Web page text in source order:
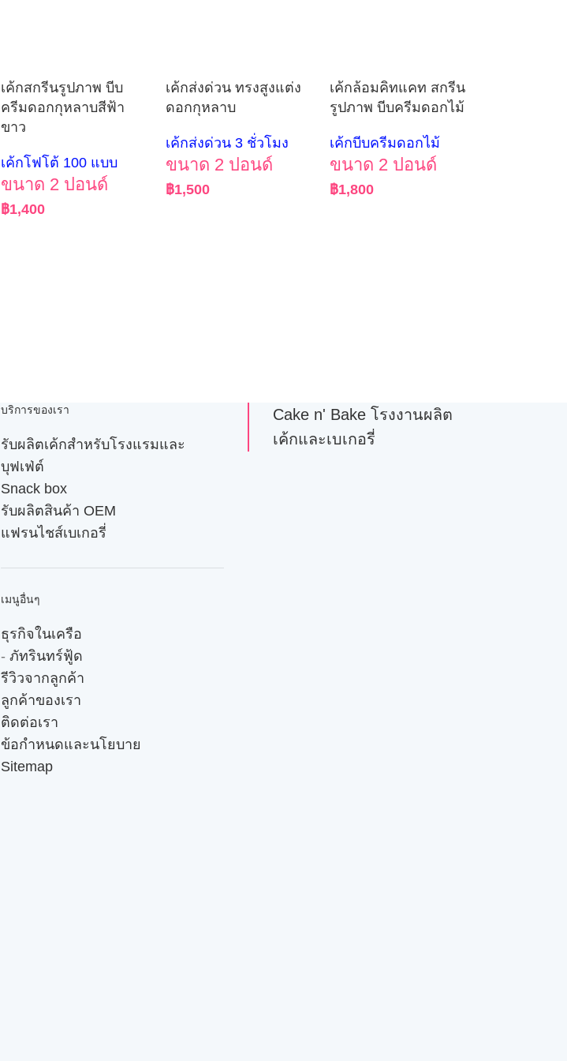
เค้กสกรีนรูปภาพ บีบ
ครีมดอกกุหลาบสีฟ้า
ขาว
เค้กโฟโต้ 100 แบบ
ขนาด 2 ปอนด์
฿1,400
เค้กส่งด่วน ทรงสูงแต่ง
ดอกกุหลาบ
เค้กส่งด่วน 3 ชั่วโมง
ขนาด 2 ปอนด์
฿1,500
เค้กล้อมคิทแคท สกรีน
รูปภาพ บีบครีมดอกไม้
เค้กบีบครีมดอกไม้
ขนาด 2 ปอนด์
฿1,800
บริการของเรา
รับผลิตเค้กสำหรับโรงแรมและ
บุฟเฟ่ต์
Snack box
รับผลิตสินค้า OEM
แฟรนไชส์เบเกอรี่
เมนูอื่นๆ
ธุรกิจในเครือ
- ภัทรินทร์ฟู้ด
รีวิวจากลูกค้า
ลูกค้าของเรา
ติดต่อเรา
ข้อกำหนดและนโยบาย
Sitemap
Cake n' Bake โรงงานผลิต
เค้กและเบเกอรี่